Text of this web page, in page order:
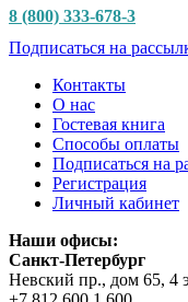
8 (800) 333-678-3
Подписаться на
Контакты
О нас
Гостевая книга
Способы оплаты
Подписаться на
Регистрация
Личный кабинет
Наши офисы:
Санкт-Петербург
Невский пр., дом 65, 4